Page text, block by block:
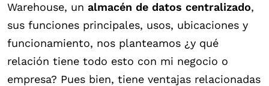
Warehouse, un almacén de datos centralizado,
sus funciones principales, usos, ubicaciones y
funcionamiento, nos planteamos ¿y qué
relación tiene todo esto con mi negocio o
empresa? Pues bien, tiene ventajas relacionadas